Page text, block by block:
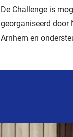
De Challenge is
georganiseerd door
Arnhem en